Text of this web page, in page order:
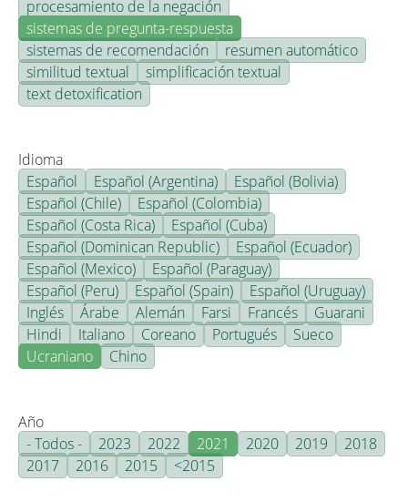
procesamiento de la negación
sistemas de pregunta-respuesta
sistemas de recomendación
resumen automático
similitud textual
simplificación textual
text detoxification
Idioma
Español
Español (Argentina)
Español (Bolivia)
Español (Chile)
Español (Colombia)
Español (Costa Rica)
Español (Cuba)
Español (Dominican Republic)
Español (Ecuador)
Español (Mexico)
Español (Paraguay)
Español (Peru)
Español (Spain)
Español (Uruguay)
Inglés
Árabe Alemán Farsi Francés
Guarani
Hindi
Italiano Coreano Portugués
Sueco
Ucraniano
Chino
Año
- Todos -
2023 2022 2021 2020 2019
2018
2017
2016 2015 <2015